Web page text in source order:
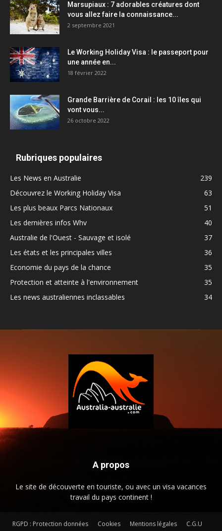
Marsupiaux : 7 adorables créatures dont
vous allez faire la connaissance...
2 septembre 2021
Le Working Holiday Visa : le passeport pour
une année en...
18 février 2022
Grande Barrière de Corail : les 10 îles qui
vont vous...
26 octobre 2022
Rubriques populaires
Les News en Australie
239
Découvrez le Working Holiday Visa
63
Les plus beaux Parcs Nationaux
51
Les dernières infos Whv
40
Australie de l'Ouest - Sauvage et isolé
37
Les états et les principales villes
36
Economie du pays de la chance
35
Protection et atteinte à l'environnement
35
Les news australiennes inclassables
34
A propos
Le site de découverte en touriste, ou avec un visa vacances
travail du pays continent !
RGPD : Protection données Cookies Mentions légales
C.G.U